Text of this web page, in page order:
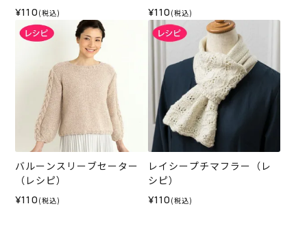
¥110 (税込) ¥110 (税込)
バルーンスリーブセーター
（レシピ）
¥110 (税込)
レイシープチマフラー（レ
シピ）
¥110 (税込)